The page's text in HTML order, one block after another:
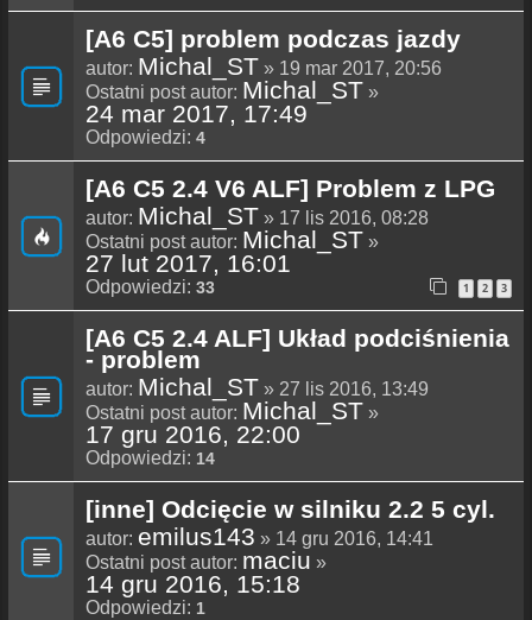
[A6 C5] problem podczas jazdy
autor: Michal_ST » 19 mar 2017, 20:56
Ostatni post autor: Michal_ST »
24 mar 2017, 17:49
Odpowiedzi: 4
[A6 C5 2.4 V6 ALF] Problem z LPG
autor: Michal_ST » 17 lis 2016, 08:28
Ostatni post autor: Michal_ST »
27 lut 2017, 16:01
Odpowiedzi: 33 1 2 3
[A6 C5 2.4 ALF] Układ podciśnienia
- problem
autor: Michal_ST » 27 lis 2016, 13:49
Ostatni post autor: Michal_ST »
17 gru 2016, 22:00
Odpowiedzi: 14
[inne] Odcięcie w silniku 2.2 5 cyl.
autor: emilus143 » 14 gru 2016, 14:41
Ostatni post autor: maciu »
14 gru 2016, 15:18
Odpowiedzi: 1